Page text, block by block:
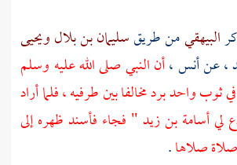
البيهقيمن طريقسليمان بن بلالويحيى
،عنأنس ،أن النبي صلى الله عليه وسلم
في ثوب واحد برد مخالفا بين طرفيه ، فلما أراد
ليأسامة بن زيد" فجاء فأسند ظهره إلى
صلاها.